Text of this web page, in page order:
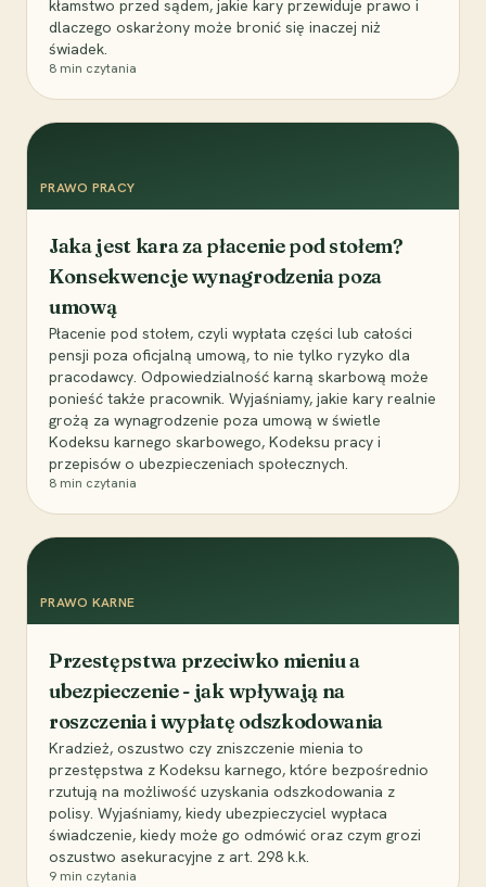
kłamstwo przed sądem, jakie kary przewiduje prawo i
dlaczego oskarżony może bronić się inaczej niż
świadek.
8 min czytania
PRAWO PRACY
Jaka jest kara za płacenie pod stołem?
Konsekwencje wynagrodzenia poza
umową
Płacenie pod stołem, czyli wypłata części lub całości
pensji poza oficjalną umową, to nie tylko ryzyko dla
pracodawcy. Odpowiedzialność karną skarbową może
ponieść także pracownik. Wyjaśniamy, jakie kary realnie
grożą za wynagrodzenie poza umową w świetle
Kodeksu karnego skarbowego, Kodeksu pracy i
przepisów o ubezpieczeniach społecznych.
8 min czytania
PRAWO KARNE
Przestępstwa przeciwko mieniu a
ubezpieczenie - jak wpływają na
roszczenia i wypłatę odszkodowania
Kradzież, oszustwo czy zniszczenie mienia to
przestępstwa z Kodeksu karnego, które bezpośrednio
rzutują na możliwość uzyskania odszkodowania z
polisy. Wyjaśniamy, kiedy ubezpieczyciel wypłaca
świadczenie, kiedy może go odmówić oraz czym grozi
oszustwo asekuracyjne z art. 298 k.k.
9 min czytania